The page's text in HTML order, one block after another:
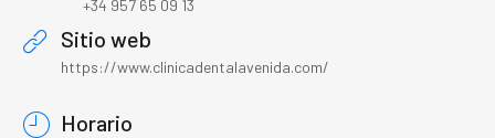
+34 957 65 09 13
Sitio web
https://www.clinicadentalavenida.com/
Horario